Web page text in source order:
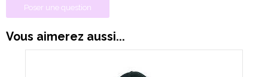
Poser une question
Vous aimerez aussi...